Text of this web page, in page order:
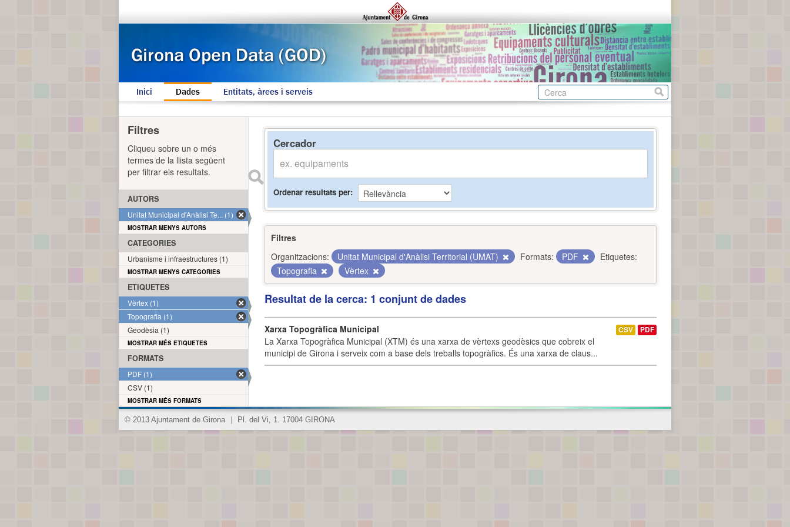
Inici Dades Entitats, àrees i serveis
Cercador
Ordenar resultats per
Filtres
Organitzacions:
Unitat Municipal d'Anàlisi Territorial (UMAT) Formats: PDF
Etiquetes:
Topografia
Vèrtex
Resultat de la cerca: 1 conjunt de dades
Xarxa Topogràfica Municipal
La Xarxa Topogràfica Municipal (XTM) és una xarxa de vèrtexs geodèsics que cobreix el
municipi de Girona i serveix com a base dels treballs topogràfics. És una xarxa de claus...
CSV PDF
Filtres
Cliqueu sobre un o més
termes de la llista següent
per filtrar els resultats.
AUTORS
Unitat Municipal d'Anàlisi Te... (1)
MOSTRAR MENYS AUTORS
CATEGORIES
Urbanisme i infraestructures (1)
MOSTRAR MENYS CATEGORIES
ETIQUETES
Vèrtex (1)
Topografia (1)
Geodèsia (1)
MOSTRAR MÉS ETIQUETES
FORMATS
PDF (1)
CSV (1)
MOSTRAR MÉS FORMATS
© 2013 Ajuntament de Girona Pl. del Vi, 1. 17004 GIRONA